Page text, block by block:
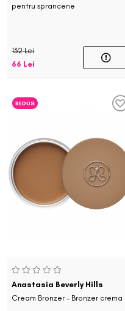
pentru sprancene
132 Lei
66 Lei
REDUS
Anastasia Beverly Hills
Cream Bronzer - Bronzer crema